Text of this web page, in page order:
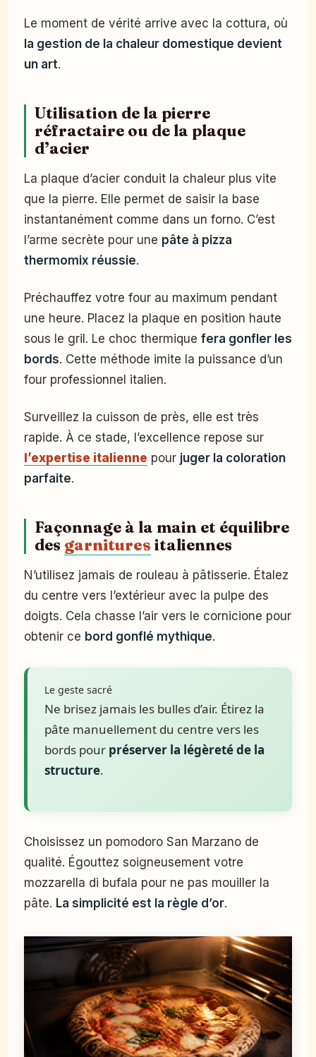
Le moment de vérité arrive avec la cottura, où
la gestion de la chaleur domestique devient
un art.
Utilisation de la pierre
réfractaire ou de la plaque
d’acier
La plaque d’acier conduit la chaleur plus vite
que la pierre. Elle permet de saisir la base
instantanément comme dans un forno. C’est
l’arme secrète pour une pâte à pizza
thermomix réussie.
Préchauffez votre four au maximum pendant
une heure. Placez la plaque en position haute
sous le gril. Le choc thermique fera gonfler les
bords. Cette méthode imite la puissance d’un
four professionnel italien.
Surveillez la cuisson de près, elle est très
rapide. À ce stade, l’excellence repose sur
l’expertise italienne pour juger la coloration
parfaite.
Façonnage à la main et équilibre
des garnitures italiennes
N’utilisez jamais de rouleau à pâtisserie. Étalez
du centre vers l’extérieur avec la pulpe des
doigts. Cela chasse l’air vers le cornicione pour
obtenir ce bord gonflé mythique.
Le geste sacré
Ne brisez jamais les bulles d’air. Étirez la
pâte manuellement du centre vers les
bords pour préserver la légèreté de la
structure.
Choisissez un pomodoro San Marzano de
qualité. Égouttez soigneusement votre
mozzarella di bufala pour ne pas mouiller la
pâte. La simplicité est la règle d’or.